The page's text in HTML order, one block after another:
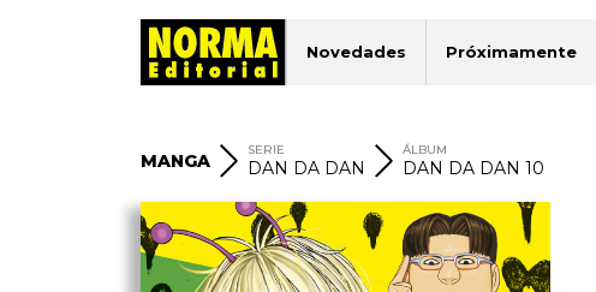
Novedades Próximamente
MANGA
SERIE
DAN DA DAN
ÁLBUM
DAN DA DAN 10